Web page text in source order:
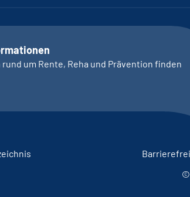
um Rente, Reha und Prävention finden
©